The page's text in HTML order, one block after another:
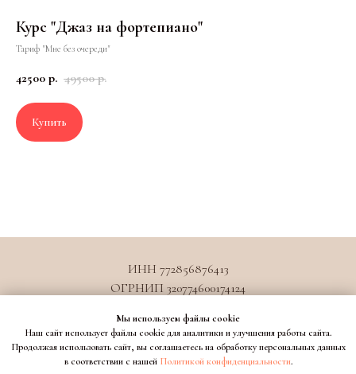
Курс "Джаз на фортепиано"
Тариф "Мне без очереди"
42500 р. 49500 р.
Купить
ИНН 772856876413
ОГРНИП 320774600174124
Договор оферты образовательные услуги
Договор оферты информационные услуги
Договор оферты клуб
Мы используем файлы cookie
Наш сайт использует файлы cookie для аналитики и улучшения работы сайта.
Продолжая использовать сайт, вы соглашаетесь на обработку персональных данных
в соответствии с нашей Политикой конфиденциальности.